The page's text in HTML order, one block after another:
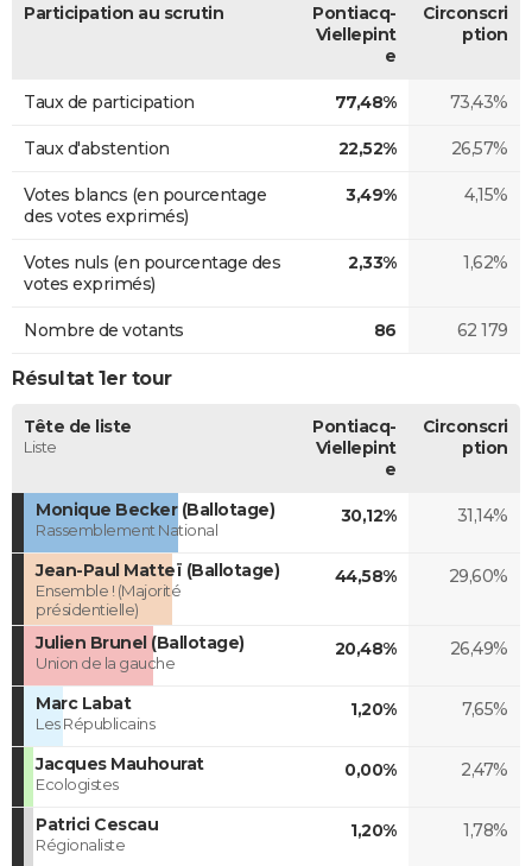
Participation au scrutin
Pontiacq-
Viellepint
e
Circonscri
ption
Taux de participation 77,48% 73,43%
Taux d'abstention 22,52% 26,57%
Votes blancs (en pourcentage
des votes exprimés)
3,49% 4,15%
Votes nuls (en pourcentage des
votes exprimés)
2,33% 1,62%
Nombre de votants 86 62 179
Résultat 1er tour
Tête de liste
Liste
Pontiacq-
Viellepint
e
Circonscri
ption
Monique Becker (Ballotage)
Rassemblement National
30,12% 31,14%
Jean-Paul Matteï (Ballotage)
Ensemble ! (Majorité
présidentielle)
44,58% 29,60%
Julien Brunel (Ballotage)
Union de la gauche
20,48% 26,49%
Marc Labat
Les Républicains
1,20% 7,65%
Jacques Mauhourat
Ecologistes
0,00% 2,47%
Patrici Cescau
Régionaliste
1,20% 1,78%